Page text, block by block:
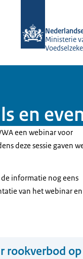
Ministerie
en
een webinar voor
deze sessie gaven
informatie nog eens
van het webinar en
rookverbod